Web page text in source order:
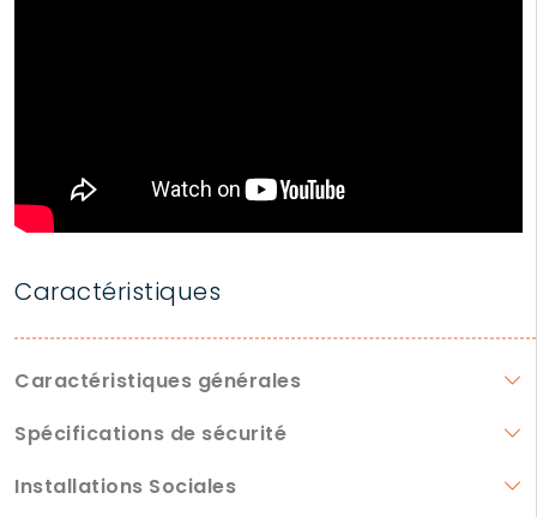
Caractéristiques
Caractéristiques générales
Spécifications de sécurité
Installations Sociales